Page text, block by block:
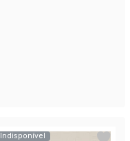
Indisponível